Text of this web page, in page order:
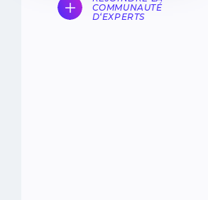
COMMUNAUTÉ
D‘EXPERTS